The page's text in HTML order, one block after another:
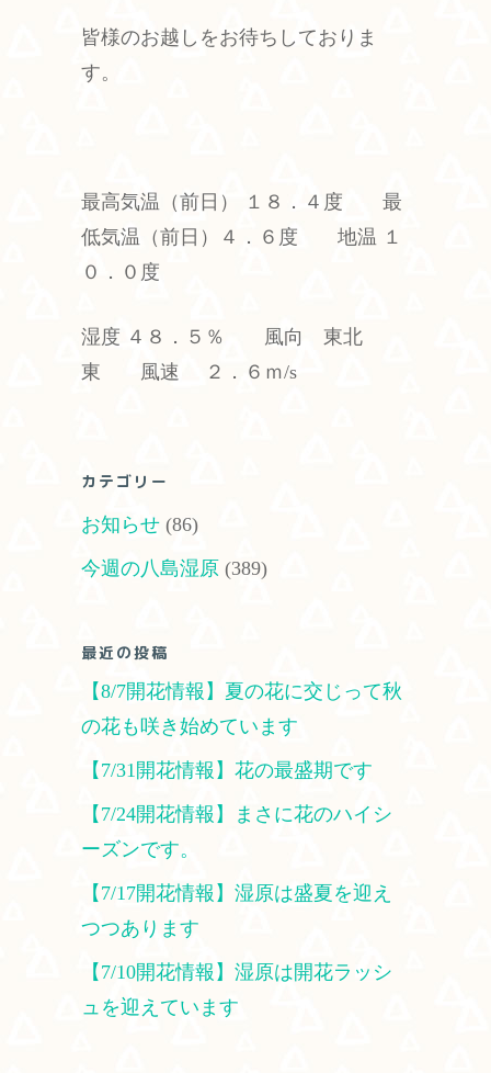
皆様のお越しをお待ちしておりま
す。
最高気温（前日） １８．４度 最
低気温（前日）４．６度 地温 １
０．０度
湿度 ４８．５％ 風向 東北
東 風速 ２．６ｍ/s
カテゴリー
お知らせ (86)
今週の八島湿原 (389)
最近の投稿
【8/7開花情報】夏の花に交じって秋
の花も咲き始めています
【7/31開花情報】花の最盛期です
【7/24開花情報】まさに花のハイシ
ーズンです。
【7/17開花情報】湿原は盛夏を迎え
つつあります
【7/10開花情報】湿原は開花ラッシ
ュを迎えています